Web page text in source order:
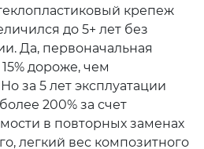
крепеж
до 5+ лет без
Да, первоначальная
дороже, чем
за 5 лет эксплуатации
200% за счет
в повторных заменах
легкий вес композитного